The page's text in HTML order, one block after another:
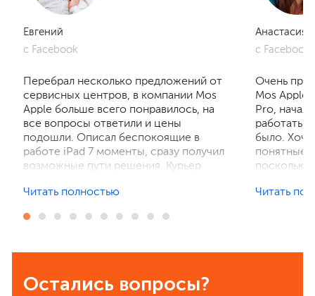
Евгений
с Facebook
Перебрал несколько предложений от
сервисных центров, в компании Mos
Apple больше всего понравилось, на
все вопросы ответили и цены
подошли. Описал беспокоящие в
работе iPad 7 моменты, сразу получил
возможные пути решения. Курьер
отзвонились по итогам осмотра,
порадовал, без лишнего ожидания и
рекомендовать всем знакомым.
Читать полностью
Анастасия
с Facebook
Очень
Mos
Pro, начал
работать,
было. Хочу
понятные
поскольку
Читать
Остались вопросы?